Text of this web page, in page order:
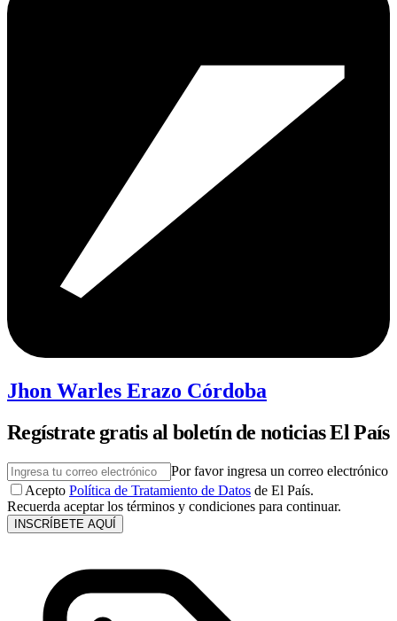
Jhon Warles Erazo Córdoba
Regístrate gratis al boletín de noticias El País
Por favor ingresa un correo electrónico
Acepto Política de Tratamiento de Datos de El País.
Recuerda aceptar los términos y condiciones para continuar.
INSCRÍBETE AQUÍ